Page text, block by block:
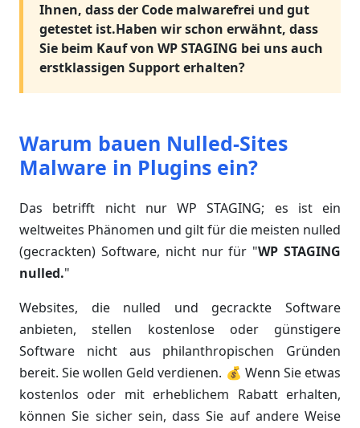
Ihnen, dass der Code malwarefrei und gut
getestet ist.Haben wir schon erwähnt, dass
Sie beim Kauf von WP STAGING bei uns auch
erstklassigen Support erhalten?
Warum bauen Nulled-Sites
Malware in Plugins ein?
Das betrifft nicht nur WP STAGING; es ist ein
weltweites Phänomen und gilt für die meisten nulled
(gecrackten) Software, nicht nur für "WP STAGING
nulled."
Websites, die nulled und gecrackte Software
anbieten, stellen kostenlose oder günstigere
Software nicht aus philanthropischen Gründen
bereit. Sie wollen Geld verdienen. 💰 Wenn Sie etwas
kostenlos oder mit erheblichem Rabatt erhalten,
können Sie sicher sein, dass Sie auf andere Weise